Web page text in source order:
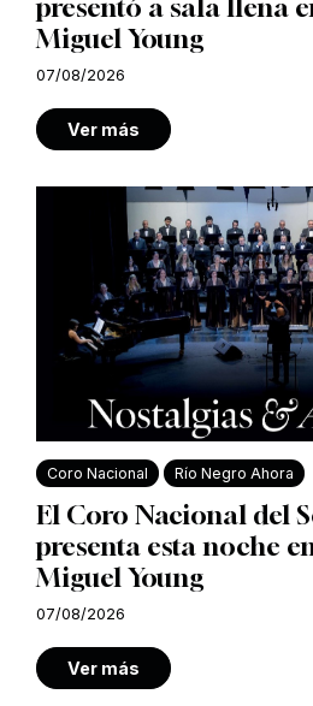
presentó a sala llena
Miguel Young
07/08/2026
Ver más
Coro Nacional Río Negro Ahora
El Coro Nacional del
presenta esta noche
Miguel Young
07/08/2026
Ver más